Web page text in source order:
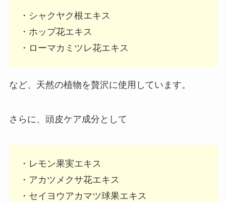
・シャクヤク根エキス
・ホップ花エキス
・ローマカミツレ花エキス
など、天然の植物を贅沢に使用しています。
さらに、頭皮ケア成分として
・レモン果実エキス
・アカツメクサ花エキス
・セイヨウアカマツ球果エキス